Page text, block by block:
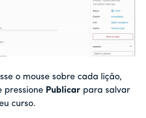
o mouse sobre cada lição,
pressione Publicar para salvar
curso.